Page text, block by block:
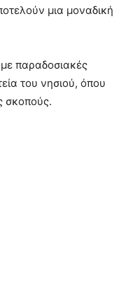
μια μοναδική
με παραδοσιακές
του νησιού, όπου
σκοπούς.